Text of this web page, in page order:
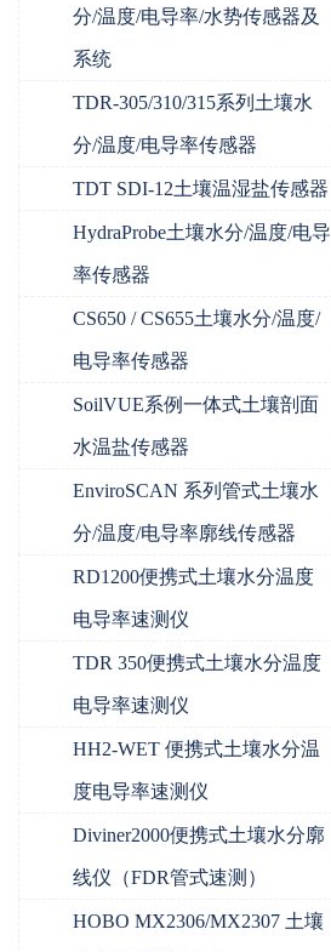
分/温度/电导率/水势传感器及
系统
TDR-305/310/315系列土壤水
分/温度/电导率传感器
TDT SDI-12土壤温湿盐传感器
HydraProbe土壤水分/温度/电导
率传感器
CS650 / CS655土壤水分/温度/
电导率传感器
SoilVUE系例一体式土壤剖面
水温盐传感器
EnviroSCAN 系列管式土壤水
分/温度/电导率廓线传感器
RD1200便携式土壤水分温度
电导率速测仪
TDR 350便携式土壤水分温度
电导率速测仪
HH2-WET 便携式土壤水分温
度电导率速测仪
Diviner2000便携式土壤水分廓
线仪（FDR管式速测）
HOBO MX2306/MX2307 土壤